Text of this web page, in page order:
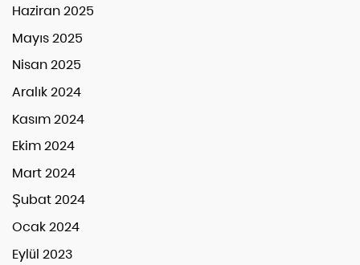
Haziran 2025
Mayıs 2025
Nisan 2025
Aralık 2024
Kasım 2024
Ekim 2024
Mart 2024
Şubat 2024
Ocak 2024
Eylül 2023